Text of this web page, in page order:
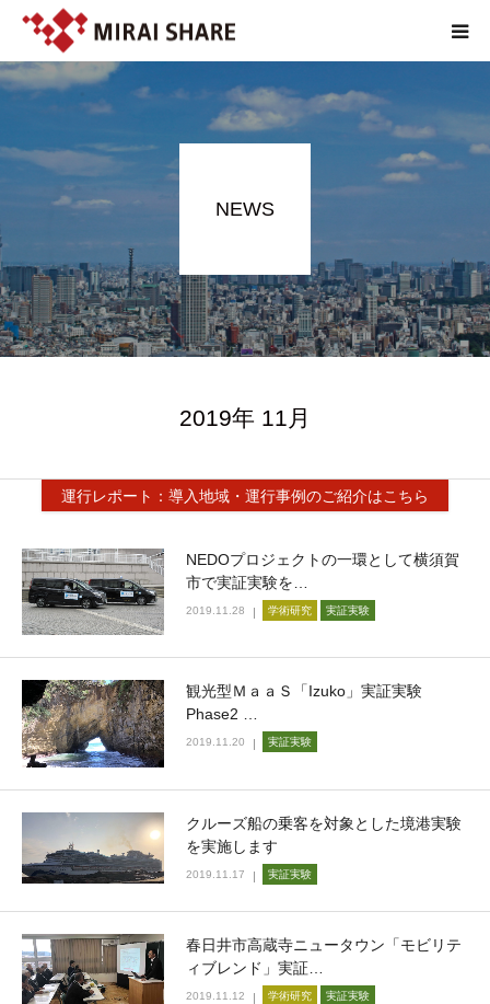
NEWS
2019年 11月
運行レポート：導入地域・運行事例のご紹介はこちら
NEDOプロジェクトの一環として横須賀
市で実証実験を…
2019.11.28 学術研究 実証実験
観光型ＭａａＳ「Izuko」実証実験
Phase2 …
2019.11.20 実証実験
クルーズ船の乗客を対象とした境港実験
を実施します
2019.11.17 実証実験
春日井市高蔵寺ニュータウン「モビリテ
ィブレンド」実証…
2019.11.12 学術研究 実証実験
NEWS
TECHNOLOGY
SERVICE
REPORT
ABOUT